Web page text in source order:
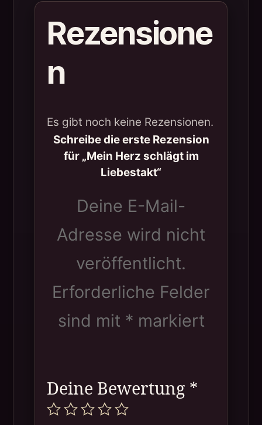
Rezensione
n
Es gibt noch keine Rezensionen.
Schreibe die erste Rezension
für „Mein Herz schlägt im
Liebestakt“
Deine E-Mail-
Adresse wird nicht
veröffentlicht.
Erforderliche Felder
sind mit * markiert
Deine Bewertung *